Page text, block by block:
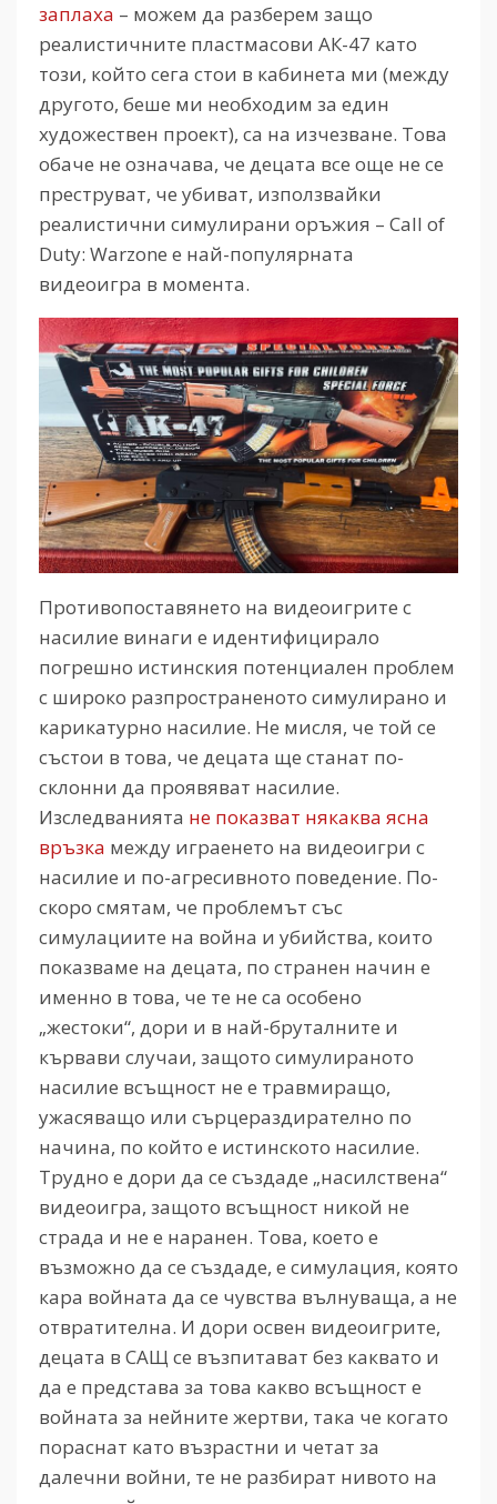
заплаха – можем да разберем защо
реалистичните пластмасови АК-47 като
този, който сега стои в кабинета ми (между
другото, беше ми необходим за един
художествен проект), са на изчезване. Това
обаче не означава, че децата все още не се
преструват, че убиват, използвайки
реалистични симулирани оръжия – Call of
Duty: Warzone е най-популярната
видеоигра в момента.
Противопоставянето на видеоигрите с
насилие винаги е идентифицирало
погрешно истинския потенциален проблем
с широко разпространеното симулирано и
карикатурно насилие. Не мисля, че той се
състои в това, че децата ще станат по-
склонни да проявяват насилие.
Изследванията не показват някаква ясна
връзка между играенето на видеоигри с
насилие и по-агресивното поведение. По-
скоро смятам, че проблемът със
симулациите на война и убийства, които
показваме на децата, по странен начин е
именно в това, че те не са особено
„жестоки“, дори и в най-бруталните и
кървави случаи, защото симулираното
насилие всъщност не е травмиращо,
ужасяващо или сърцераздирателно по
начина, по който е истинското насилие.
Трудно е дори да се създаде „насилствена“
видеоигра, защото всъщност никой не
страда и не е наранен. Това, което е
възможно да се създаде, е симулация, която
кара войната да се чувства вълнуваща, а не
отвратителна. И дори освен видеоигрите,
децата в САЩ се възпитават без каквато и
да е представа за това какво всъщност е
войната за нейните жертви, така че когато
пораснат като възрастни и четат за
далечни войни, те не разбират нивото на